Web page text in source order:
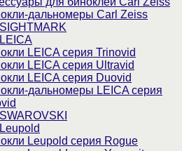
дальномеры Carl Zeiss
LEICA серия Trinovid
LEICA серия Ultravid
LEICA серия Duovid
дальномеры LEICA серия
Leupold серия Rogue